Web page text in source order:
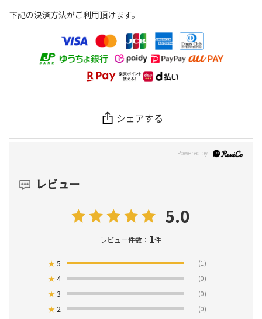
下記の決済方法がご利用頂けます。
シェアする
レビュー
5.0
レビュー件数： 1件
★5 (1)
★4 (0)
★3 (0)
★ 2 (0)